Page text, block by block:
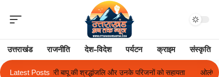
उत्तराखंड राजनीति देश-विदेश पर्यटन क्राइम संस्कृति
Latest Posts
उनके परिजनों को सहायता ओलंपस हाई के इंटर-हाउस फुटबॉल टूर्नामेंट में रिग